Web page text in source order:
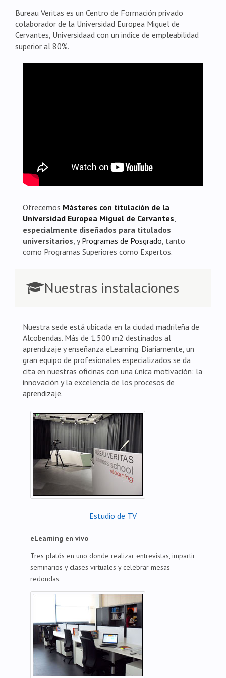
Bureau Veritas es un Centro de Formación privado
colaborador de la Universidad Europea Miguel de
Cervantes, Universidaad con un indice de empleabilidad
superior al 80%.
Ofrecemos Másteres con titulación de la
Universidad Europea Miguel de Cervantes
especialmente diseñados para titulados
universitarios , yProgramas de Posgrado , tanto
como Programas Superiores como Expertos.
Nuestras instalaciones
Nuestra sede está ubicada en la ciudad madrileña de
Alcobendas. Más de 1.500 m2 destinados al
aprendizaje y enseñanza eLearning. Diariamente, un
gran equipo de profesionales especializados se da
cita en nuestras oficinas con una única motivación: la
innovación y la excelencia de los procesos de
aprendizaje.
Estudio de TV
eLearning en vivo
Tres platós en uno donde realizar entrevistas, impartir
seminarios y clases virtuales y celebrar mesas
redondas.